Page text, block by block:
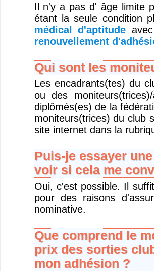
Il n'y a pas d' âge limite
étant la seule condition
médical d'aptitude
renouvellement
Qui sont les
Les encadrants(tes) du
ou des
diplômés(es) de la
moniteurs(trices) du club
site internet dans la
Puis-je essayer
voir si cela me
Oui, c'est possible. Il
pour des raisons
nominative.
Que comprend le
prix des sorties
mon adhésion ?